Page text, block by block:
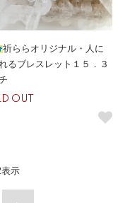
祈ららオリジナル・人に
るブレスレット１５．３
OUT
表示